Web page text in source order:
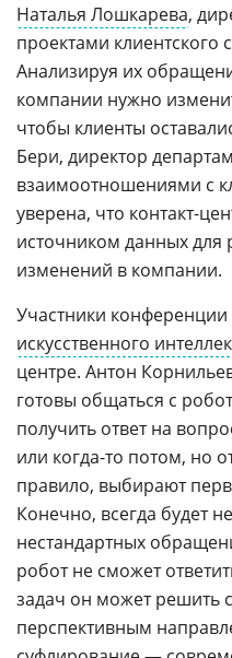
Наталья Лошкарева,
проектами клиентского
Анализируя их
компании нужно
чтобы клиенты
Бери, директор
взаимоотношениями с
уверена, что контакт-
источником данных для
изменений в компании.
Участники конференции
искусственного
центре. Антон
готовы общаться с
получить ответ на
или когда-то потом, но
правило, выбирают
Конечно, всегда будет
нестандартных
робот не сможет
задач он может решить
перспективным